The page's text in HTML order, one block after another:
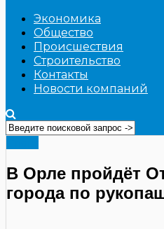
Экономика
Общество
Происшествия
Строительство
Контакты
Новости компаний
В Орле пройдёт
города по